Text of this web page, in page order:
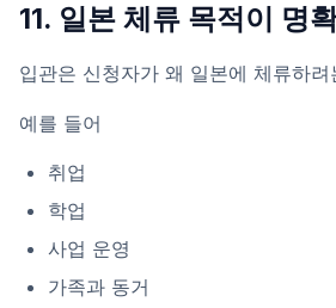
11. 일본 체류 목적이 명
입관은 신청자가 왜 일본에 체류하
예를 들어
취업
학업
사업 운영
가족과 동거